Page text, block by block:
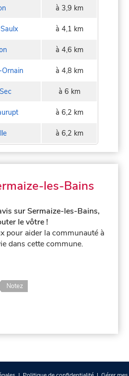
à 3,9 km
à 4,1 km
à 4,6 km
à 4,8 km
à 6 km
à 6,2 km
à 6,2 km
les-Bains
sur Sermaize-les-Bains,
le vôtre !
pour aider la communauté à
dans cette commune.
Notez